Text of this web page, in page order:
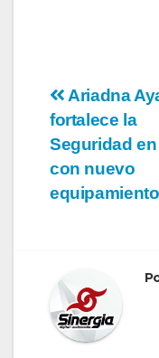
de
entradas
Ariadna
fortalece la
Seguridad
con nuevo